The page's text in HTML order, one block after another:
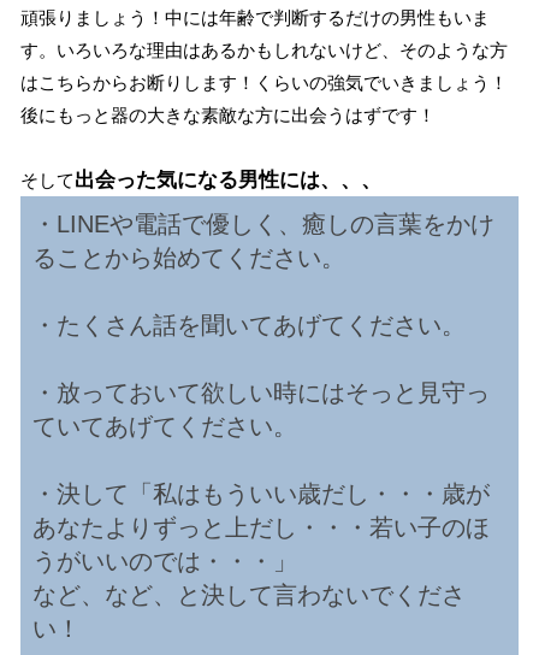
頑張りましょう！中には年齢で判断するだけの男性もいま
す。いろいろな理由はあるかもしれないけど、そのような方
はこちらからお断りします！くらいの強気でいきましょう！
後にもっと器の大きな素敵な方に出会うはずです！
そして出会った気になる男性には、、、
・LINEや電話で優しく、癒しの言葉をかけ
ることから始めてください。
・たくさん話を聞いてあげてください。
・放っておいて欲しい時にはそっと見守っ
ていてあげてください。
・決して「私はもういい歳だし・・・歳が
あなたよりずっと上だし・・・若い子のほ
うがいいのでは・・・」
など、など、と決して言わないでくださ
い！